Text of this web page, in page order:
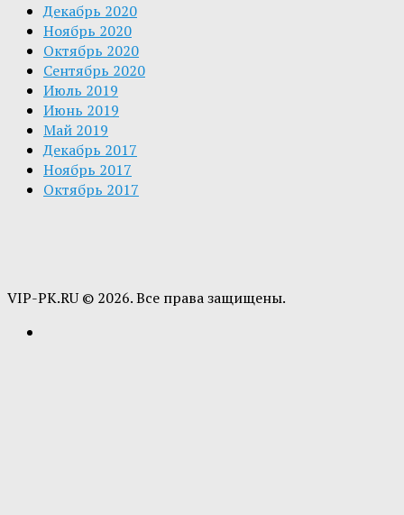
Декабрь 2020
Ноябрь 2020
Октябрь 2020
Сентябрь 2020
Июль 2019
Июнь 2019
Май 2019
Декабрь 2017
Ноябрь 2017
Октябрь 2017
VIP-PK.RU © 2026. Все права защищены.